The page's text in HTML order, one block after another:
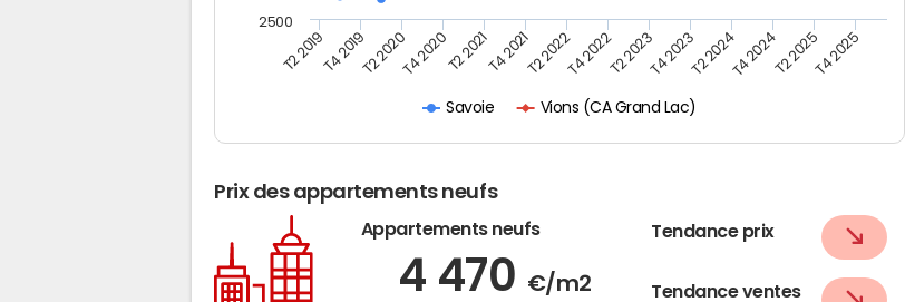
Savoie Vions (CA Grand Lac)
T2 2019T4 2019T2 2020T4 2020T2 2021T4 2021T2 2022T4 2022T2 2023T4 2023T2 2024T4 2024T2 2025T4 2025
2500
Prix des appartements neufs
Appartements neufs
4 470 €/m2
Tendance prix
Tendance ventes